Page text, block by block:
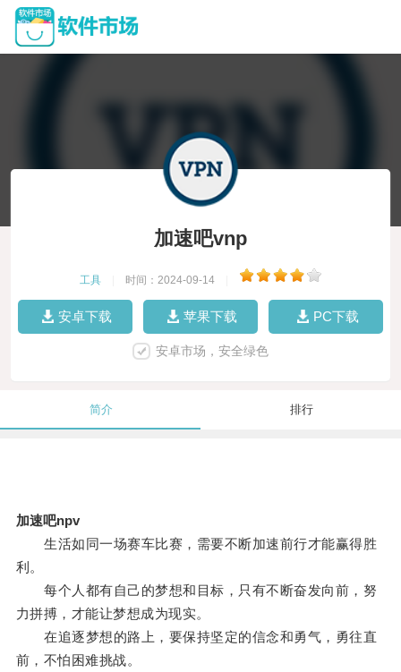
加速吧vnp
工具 时间：2024-09-14
安卓下载 苹果下载 PC下载
安卓市场，安全绿色
简介 排行
加速吧npv
生活如同一场赛车比赛，需要不断加速前行才能赢得胜
利。
每个人都有自己的梦想和目标，只有不断奋发向前，努
力拼搏，才能让梦想成为现实。
在追逐梦想的路上，要保持坚定的信念和勇气，勇往直
前，不怕困难挑战。